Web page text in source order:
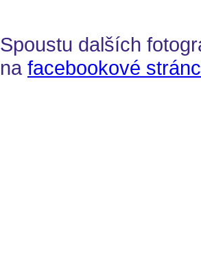
Spoustu dalších
na facebookové